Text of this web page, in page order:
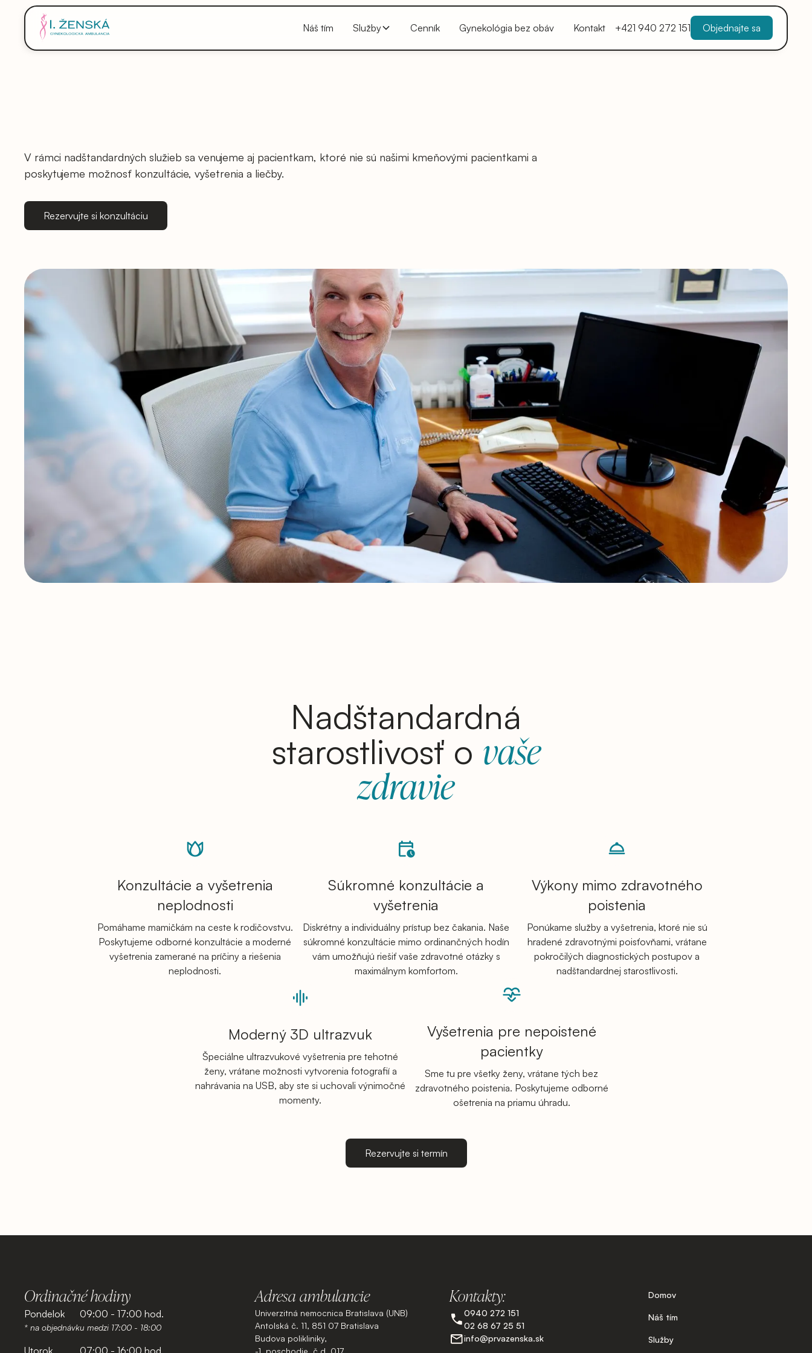
Náš tím Služby Cenník Gynekológia bez obáv Kontakt +421 940 272 151 Objednajte sa
V rámci nadštandardných služieb sa venujeme aj pacientkam, ktoré nie sú našimi kmeňovými pacientkami a
poskytujeme možnosť konzultácie, vyšetrenia a liečby.
Rezervujte si konzultáciu
Nadštandardná
starostlivosť o vaše
zdravie
Konzultácie a vyšetrenia
neplodnosti
Pomáhame mamičkám na ceste k rodičovstvu.
Poskytujeme odborné konzultácie a moderné
vyšetrenia zamerané na príčiny a riešenia
neplodnosti.
Súkromné konzultácie a
vyšetrenia
Diskrétny a individuálny prístup bez čakania. Naše
súkromné konzultácie mimo ordinančných hodín
vám umožňujú riešiť vaše zdravotné otázky s
maximálnym komfortom.
Výkony mimo zdravotného
poistenia
Ponúkame služby a vyšetrenia, ktoré nie sú
hradené zdravotnými poisťovňami, vrátane
pokročilých diagnostických postupov a
nadštandardnej starostlivosti.
Moderný 3D ultrazvuk
Špeciálne ultrazvukové vyšetrenia pre tehotné
ženy, vrátane možnosti vytvorenia fotografií a
nahrávania na USB, aby ste si uchovali výnimočné
momenty.
Vyšetrenia pre nepoistené
pacientky
Sme tu pre všetky ženy, vrátane tých bez
zdravotného poistenia. Poskytujeme odborné
ošetrenia na priamu úhradu.
Rezervujte si termín
Ordinačné hodiny
Pondelok 09:00 - 17:00 hod.
* na objednávku medzi 17:00 - 18:00
Utorok 07:00 - 16:00 hod.
Adresa ambulancie
Univerzitná nemocnica Bratislava (UNB)
Antolská č. 11, 851 07 Bratislava
Budova polikliniky,
-1. poschodie, č.d. 017
Kontakty:
0940 272 151
02 68 67 25 51
info@prvazenska.sk
Domov
Náš tím
Služby